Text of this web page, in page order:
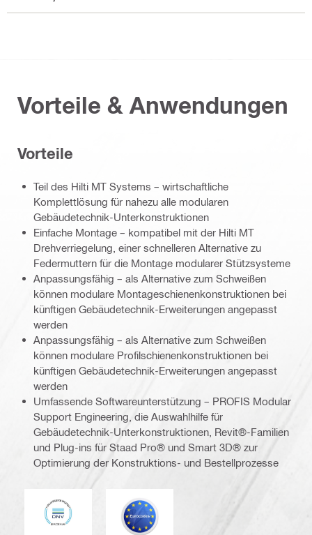
Vorteile & Anwendungen
Vorteile
Teil des Hilti MT Systems – wirtschaftliche
Komplettlösung für nahezu alle modularen
Gebäudetechnik-Unterkonstruktionen
Einfache Montage – kompatibel mit der Hilti MT
Drehverriegelung, einer schnelleren Alternative zu
Federmuttern für die Montage modularer Stützsysteme
Anpassungsfähig – als Alternative zum Schweißen
können modulare Montageschienenkonstruktionen bei
künftigen Gebäudetechnik-Erweiterungen angepasst
werden
Anpassungsfähig – als Alternative zum Schweißen
können modulare Profilschienenkonstruktionen bei
künftigen Gebäudetechnik-Erweiterungen angepasst
werden
Umfassende Softwareunterstützung – PROFIS Modular
Support Engineering, die Auswahlhilfe für
Gebäudetechnik-Unterkonstruktionen, Revit®-Familien
und Plug-ins für Staad Pro® und Smart 3D® zur
Optimierung der Konstruktions- und Bestellprozesse
DNV Eurocode